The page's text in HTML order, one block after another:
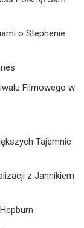
o Stephenie
Filmowego w
Tajemnic
z Jannikiem